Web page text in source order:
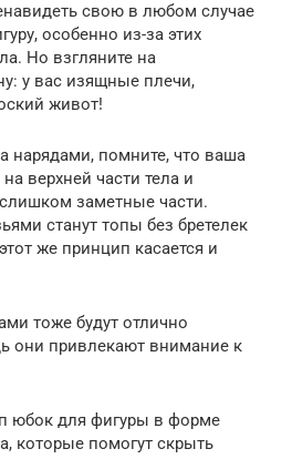
свою в любом случае
особенно из-за этих
Но взгляните на
у вас изящные плечи,
живот!
нарядами, помните, что ваша
верхней части тела и
заметные части.
станут топы без бретелек
же принцип касается и
тоже будут отлично
они привлекают внимание к
юбок для фигуры в форме
которые помогут скрыть